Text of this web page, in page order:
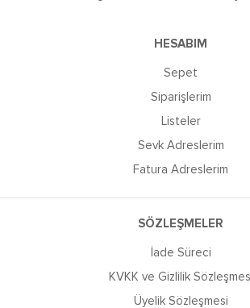
HESABIM
Sepet
Siparişlerim
Listeler
Sevk Adreslerim
Fatura Adreslerim
SÖZLEŞMELER
İade Süreci
KVKK ve Gizlilik
Üyelik Sözleşmesi